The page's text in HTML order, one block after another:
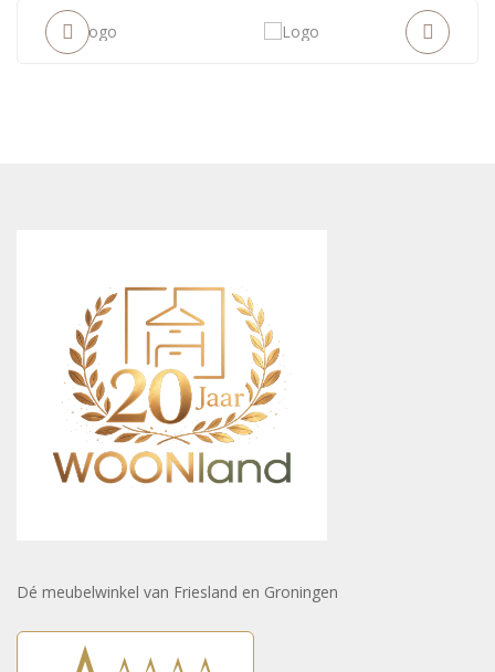
Dé meubelwinkel van Friesland en Groningen